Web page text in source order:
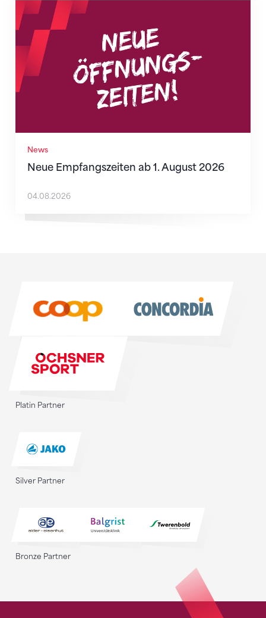
News
Neue Empfangszeiten ab 1. August 2026
Neue Empfangszeiten ab 1. August 2026
04.08.2026
Platin Partner
Silver Partner
Bronze Partner